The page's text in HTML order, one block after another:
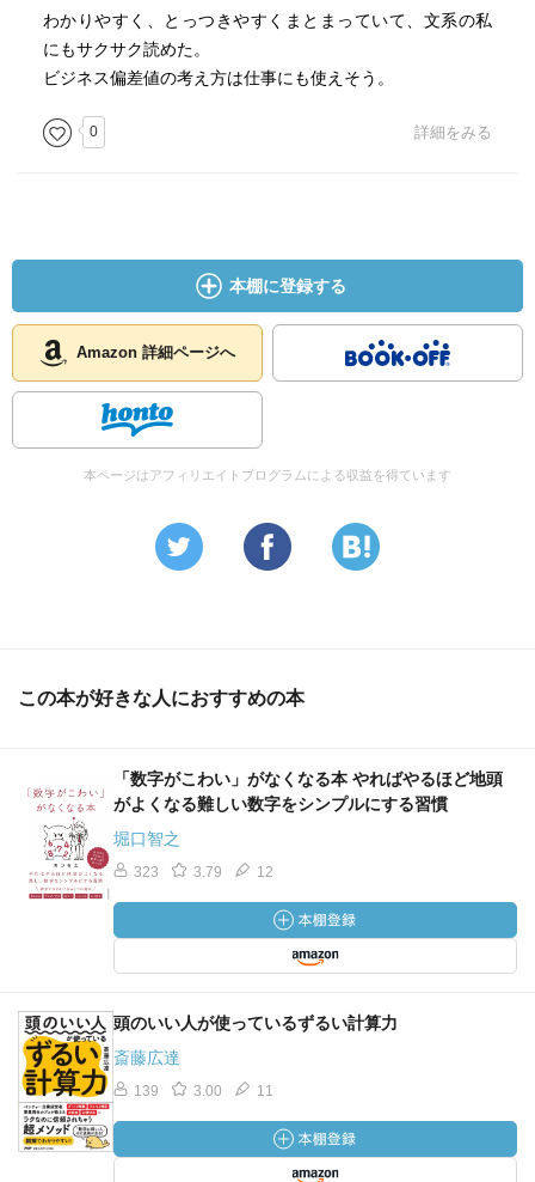
アンケートで今までに付き合った人数は？→男は実態の３
倍の数、女は実態の３分の１の数を答える。
日経新聞の記事「バイト時給1,000円時代」→×時給がよく
わかりやすく、とっつきやすくまとまっていて、文系の私
にもサクサク読めた。
ビジネス偏差値の考え方は仕事にも使えそう。
0 詳細をみる
本棚に登録する
Amazon 詳細ページへ
本ページはアフィリエイトプログラムによる収益を得ています
この本が好きな人におすすめの本
「数字がこわい」がなくなる本 やればやるほど地頭
がよくなる難しい数字をシンプルにする習慣
堀口智之
323 3.79 12
頭のいい人が使っているずるい計算力
斎藤広達
139 3.00 11